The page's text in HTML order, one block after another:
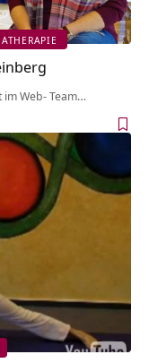
im Web- Team…